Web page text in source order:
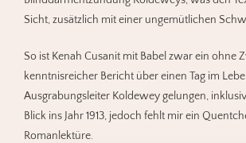
Sicht, zusätzlich mit einer ungemütlichen
So ist Kenah Cusanit mit Babel zwar ein ohne
kenntnisreicher Bericht über einen Tag im
Ausgrabungsleiter Koldewey gelungen,
Blick ins Jahr 1913, jedoch fehlt mir ein
Romanlektüre.